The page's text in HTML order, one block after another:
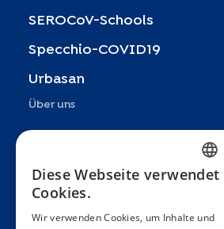
SEROCoV-Schools
Specchio-COVID19
Urbasan
Über uns
Teams
Partner
Veröffentlichungen
FRENCH
Diese Webseite verwendet
Cookies.
Wir verwenden Cookies, um Inhalte und